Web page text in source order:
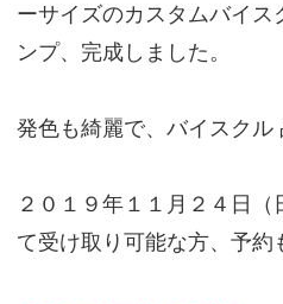
ーサイズのカスタムバイス
ンプ、完成しました。
発色も綺麗で、バイスクル
２０１９年１１月２４日
て受け取り可能な方、予約